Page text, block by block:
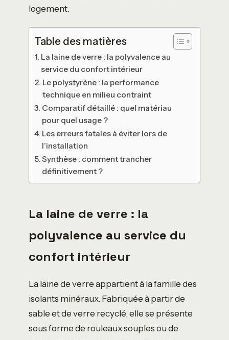
logement.
Table des matières
La laine de verre : la polyvalence au
service du confort intérieur
Le polystyrène : la performance
technique en milieu contraint
Comparatif détaillé : quel matériau
pour quel usage ?
Les erreurs fatales à éviter lors de
l’installation
Synthèse : comment trancher
définitivement ?
La laine de verre : la
polyvalence au service du
confort intérieur
La laine de verre appartient à la famille des
isolants minéraux. Fabriquée à partir de
sable et de verre recyclé, elle se présente
sous forme de rouleaux souples ou de